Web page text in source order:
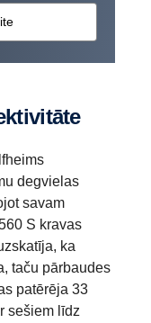
degvielas
savam
S kravas
ka
taču pārbaudes
patērēja 33
sešiem līdz